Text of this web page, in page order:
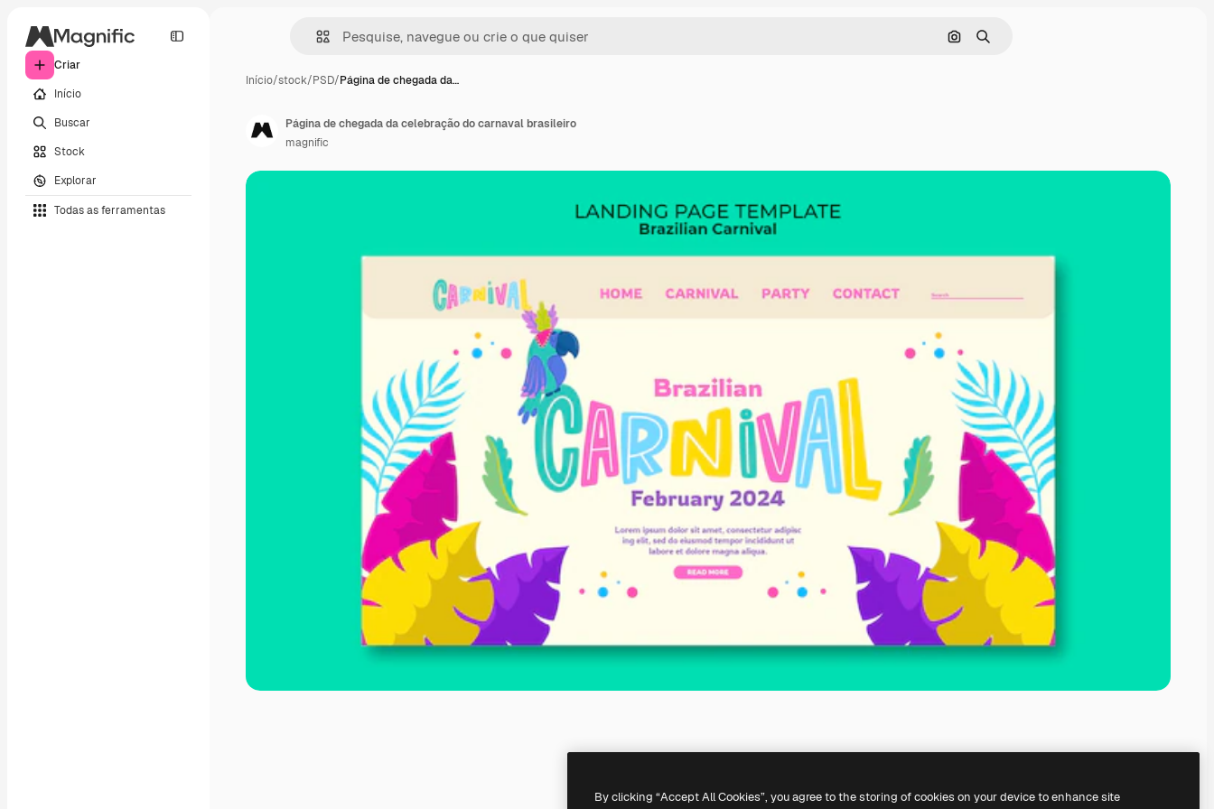
Criar
Início
Buscar
Stock
Explorar
Todas as ferramentas
Pesquisar por imagem
Buscar
Início/stock/PSD/Página de chegada da…
Página de chegada da celebração do carnaval brasileiro
magnific
By clicking “Accept All Cookies”, you agree to the storing of cookies on your device to enhance site